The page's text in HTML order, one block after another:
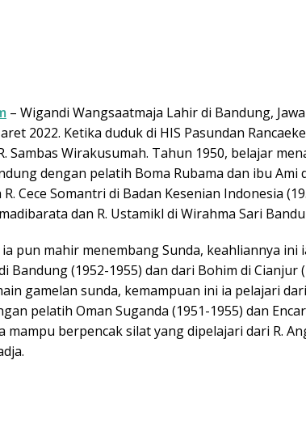
– Wigandi Wangsaatmaja Lahir di Bandung,
2022. Ketika duduk di HIS Pasundan
Sambas Wirakusumah. Tahun 1950, belajar
dengan pelatih Boma Rubama dan ibu Ami
Cece Somantri di Badan Kesenian Indonesia
dan R. Ustamikl di Wirahma Sari
pun mahir menembang Sunda, keahliannya ini
Bandung (1952-1955) dan dari Bohim di Cianjur
gamelan sunda, kemampuan ini ia pelajari
pelatih Oman Suganda (1951-1955) dan
mampu berpencak silat yang dipelajari dari R.